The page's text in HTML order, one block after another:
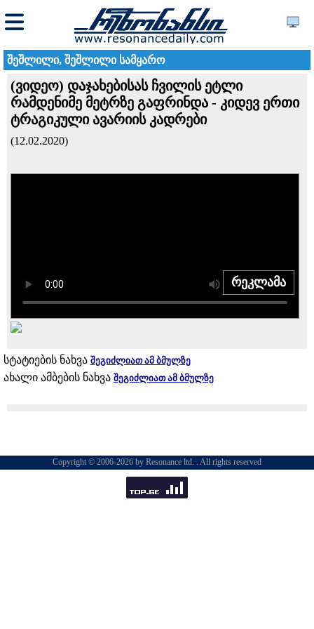
შეშლილი, შეშლილი სამყარო
(ვიდეო) დაჯახებისას ჩვილის ეტლი
რამდენიმე მეტრზე გაფრინდა - კიდევ ერთი
ტრაგიკული ავარიის კადრები
(12.02.2020)
რეკლამა
სტატიების ნახვა შეგიძლიათ ამ ბმულზე
ახალი ამბების ნახვა შეგიძლიათ ამ ბმულზე
Copyright © 2006-2026 by Resonance ltd. . All rights reserved